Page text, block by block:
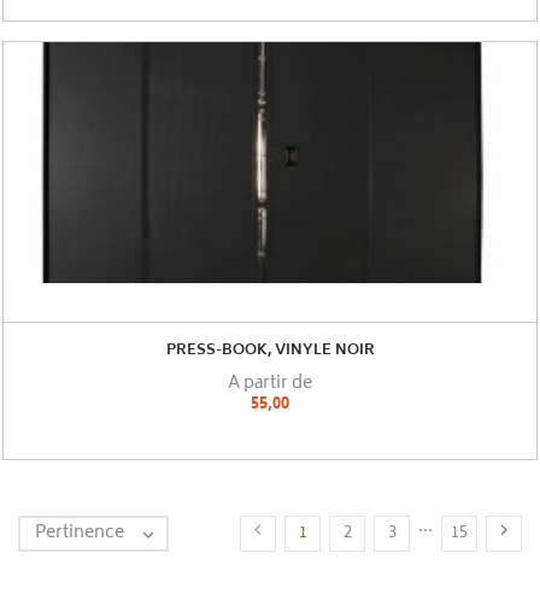
PRESS-BOOK, VINYLE NOIR
A partir de
55,00
Pertinence   1 2 3 … 15 